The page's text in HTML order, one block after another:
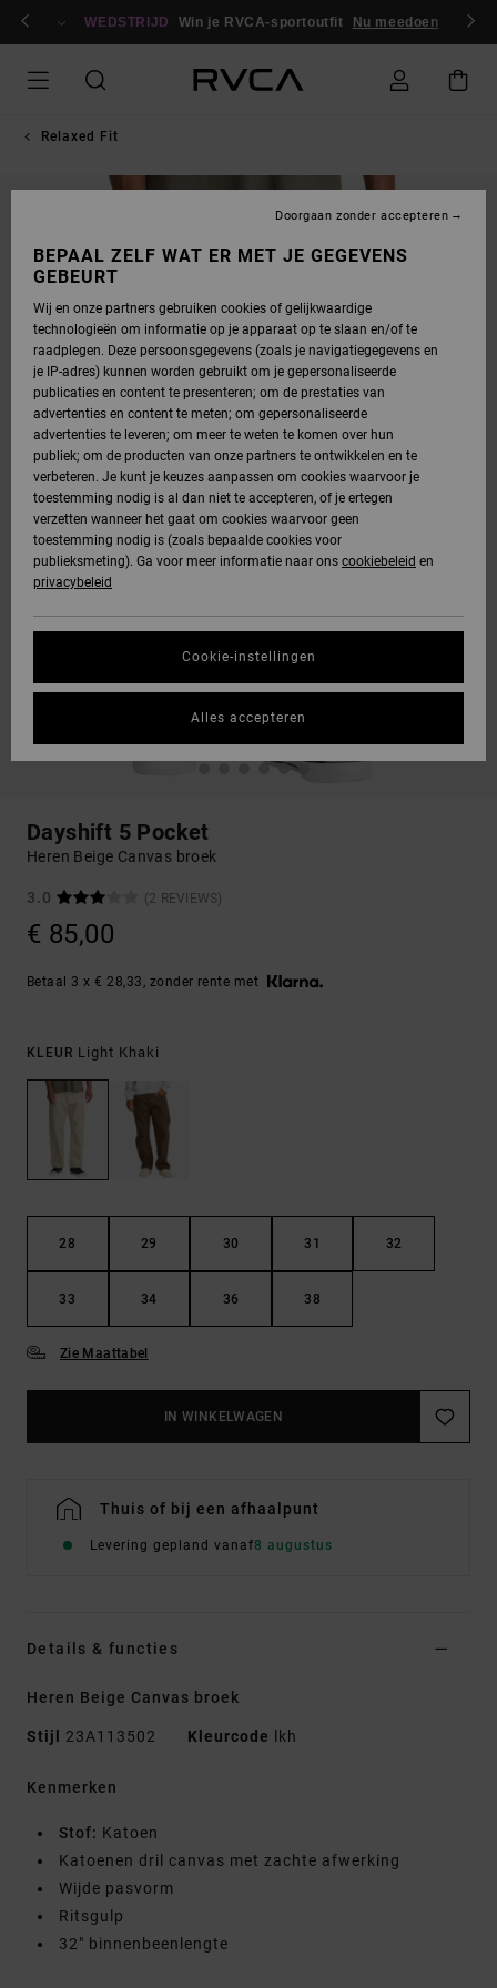
NAAR/ registrerenWEDSTRIJD Win je RVCA-sportoutfit Nu meedoen
Relaxed Fit
Dayshift 5 Pocket
Heren Beige Canvas broek
3.0 (2 REVIEWS)
€ 85,00
Betaal 3 x € 28,33, zonder rente met
KLEUR Light Khaki
28 29 30 31 32
33 34 36 38
Zie Maattabel
IN WINKELWAGEN
Thuis of bij een afhaalpunt
Levering gepland vanaf8 augustus
Details & functies
Heren Beige Canvas broek
Stijl 23A113502 Kleurcode lkh
Kenmerken
Stof: Katoen
Katoenen dril canvas met zachte afwerking
Wijde pasvorm
Ritsgulp
32" binnenbeenlengte
BEPAAL ZELF WAT ER MET JE GEGEVENS
GEBEURT
Wij en onze partners gebruiken cookies of gelijkwaardige
technologieën om informatie op je apparaat op te slaan en/of te
raadplegen. Deze persoonsgegevens (zoals je navigatiegegevens en
je IP-adres) kunnen worden gebruikt om je gepersonaliseerde
publicaties en content te presenteren; om de prestaties van
advertenties en content te meten; om gepersonaliseerde
advertenties te leveren; om meer te weten te komen over hun
publiek; om de producten van onze partners te ontwikkelen en te
verbeteren. Je kunt je keuzes aanpassen om cookies waarvoor je
toestemming nodig is al dan niet te accepteren, of je ertegen
verzetten wanneer het gaat om cookies waarvoor geen
toestemming nodig is (zoals bepaalde cookies voor
publieksmeting). Ga voor meer informatie naar ons cookiebeleid en
privacybeleid
Cookie-instellingen
Doorgaan zonder accepteren
Alles accepteren